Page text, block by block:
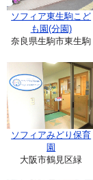
ソフィア東生駒こど
も園(分園)
奈良県生駒市東生駒
ソフィアみどり保育
園
大阪市鶴見区緑